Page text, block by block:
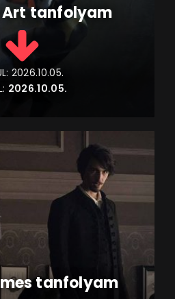
tanfolyam
2026.10.05.
2026.10.05.
tanfolyam